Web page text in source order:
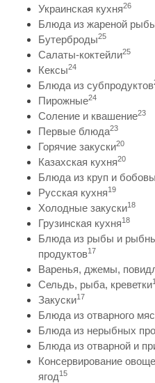
Украинская кухня26
Блюда из жареной
Бутерброды25
Салаты-коктейли25
Кексы24
Блюда из субпродуктов
Пирожные24
Соление и квашение23
Первые блюда23
Горячие закуски20
Казахская кухня20
Блюда из круп и
Русская кухня19
Холодные закуски18
Грузинская кухня18
Блюда из рыбы и
продуктов17
Варенья, джемы,
Сельдь, рыба, креветки
Закуски17
Блюда из отварного
Блюда из нерыбных
Блюда из отварной и
Консервирование
ягод15